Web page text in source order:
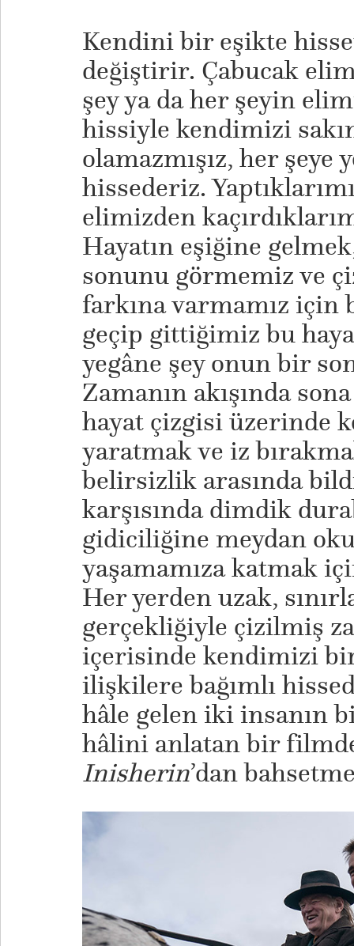
​Kendini bir eşikte
değiştirir. Çabucak
şey ya da her şeyin
hissiyle kendimizi
olamazmışız, her
hissederiz.
elimizden
Hayatın eşiğine
sonunu görmemiz ve
farkına varmamız için
geçip gittiğimiz bu
yegâne şey onun bir
Zamanın akışında
hayat çizgisi üzerinde
yaratmak ve iz
belirsizlik arasında
karşısında dimdik
gidiciliğine meydan
yaşamamıza katmak
Her yerden uzak,
gerçekliğiyle çizilmiş
içerisinde kendimizi bir
ilişkilere bağımlı
hâle gelen iki insanın
hâlini anlatan bir
Inisherin’dan